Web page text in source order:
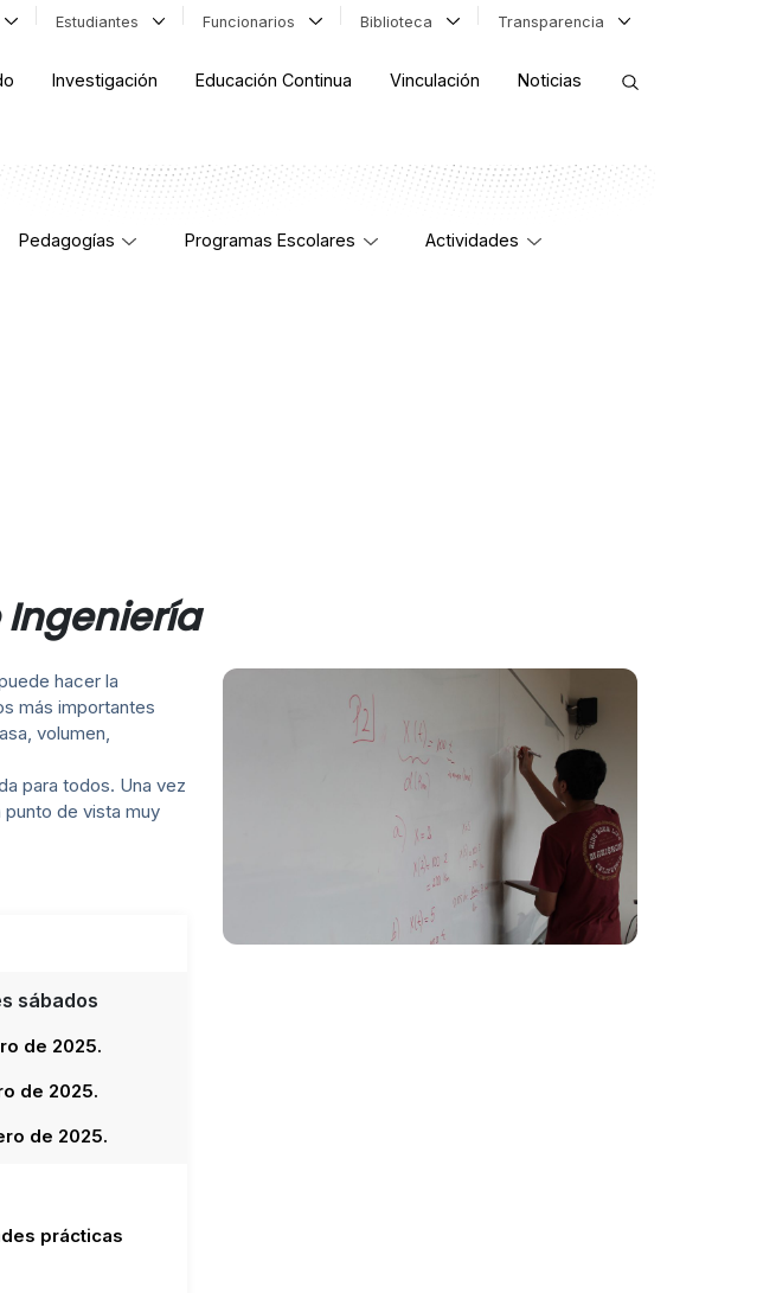
Estudiantes Funcionarios Biblioteca Transparencia
Investigación Educación Continua Vinculación Noticias
Pedagogías Programas Escolares Actividades
hacer la
más importantes
volumen,
para todos. Una vez
de vista muy
sábados
de 2025.
de 2025.
de 2025.
prácticas